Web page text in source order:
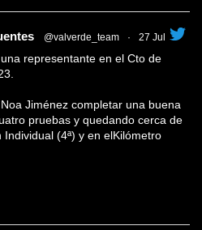
@valverde_team · 27 Jul
representante en el Cto de
Jiménez completar una buena
pruebas y quedando cerca de
(4ª) y en elKilómetro